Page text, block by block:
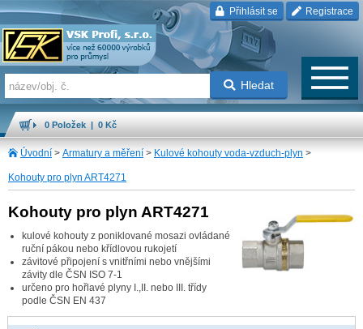
Přihlásit se Registrace
Hledat
0 Položek | 0 Kč
Úvodní > Armatury a měření > Kulové kohouty voda-vzduch-plyn >
Kohouty pro plyn ART4271
Kohouty pro plyn ART4271
kulové kohouty z poniklované mosazi ovládané
ruční pákou nebo křídlovou rukojetí
závitové připojení s vnitřními nebo vnějšími
závity dle ČSN ISO 7-1
určeno pro hořlavé plyny I.,II. nebo III. třídy
podle ČSN EN 437